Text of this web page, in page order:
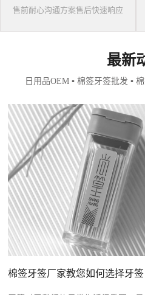
售前耐心沟通方案售后快速响应
最新
日用品OEM ▪ 棉签牙签批发 ▪
棉签牙签厂家教您如何选择牙签